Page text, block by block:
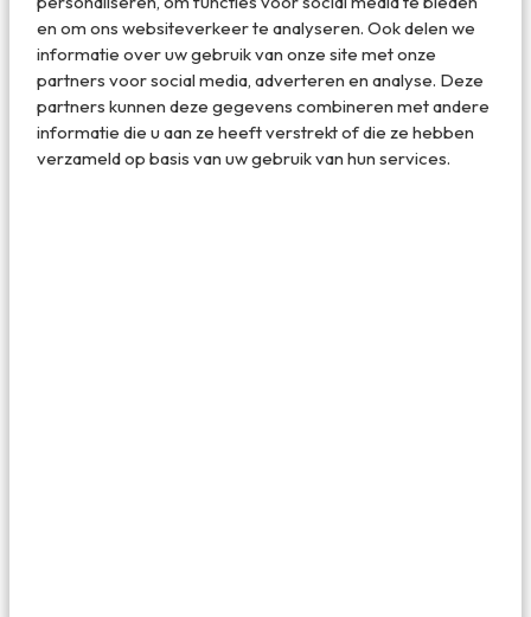
en om ons websiteverkeer te analyseren. Ook delen we
informatie over uw gebruik van onze site met onze
partners voor social media, adverteren en analyse. Deze
partners kunnen deze gegevens combineren met andere
informatie die u aan ze heeft verstrekt of die ze hebben
verzameld op basis van uw gebruik van hun services.
Hier kun je tal van vogelsoorten spotten